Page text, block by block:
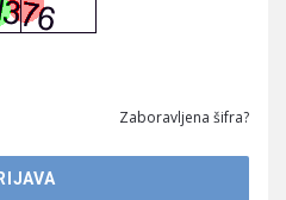
Zaboravljena šifra?